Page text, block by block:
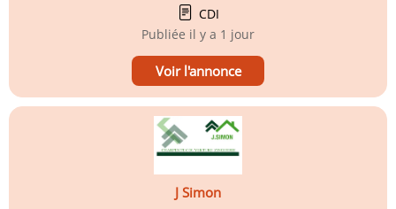
CDI
Publiée il y a 1 jour
Voir l'annonce
J Simon